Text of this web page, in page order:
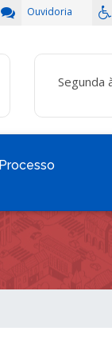
Ouvidoria
Segunda